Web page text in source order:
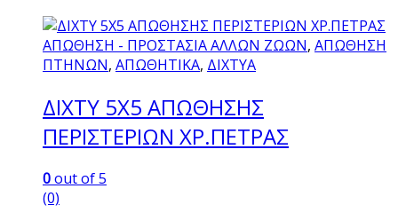
μπορούν
να
επιλεγούν
σελίδα
του
προϊόντος
ΑΠΩΘΗΣΗ - ΠΡΟΣΤΑΣΙΑ ΑΛΛΩΝ ΖΩΩΝ, ΑΠΩΘΗΣΗ
ΠΤΗΝΩΝ, ΑΠΩΘΗΤΙΚΑ, ΔΙΧΤΥΑ
ΔΙΧΤΥ 5X5 ΑΠΩΘΗΣΗΣ
ΠΕΡΙΣΤΕΡΙΩΝ ΧΡ.ΠΕΤΡΑΣ
0out of 5
(0)